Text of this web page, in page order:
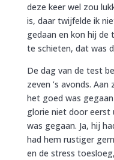
deze keer wel zou
is, daar twijfelde ik
gedaan en kon hij de
te schieten, dat was
De dag van de test
zeven ’s avonds.
het goed was
glorie niet door eerst
was gegaan. Ja, hij
had hem rustiger
en de stress